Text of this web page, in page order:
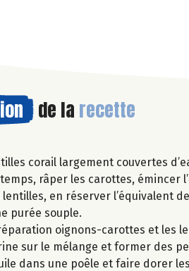
de la recette
corail largement couvertes
temps, râper les carottes, émincer
lentilles, en réserver l’équivalent
purée souple.
oignons-carottes et les
sur le mélange et former des
dans une poêle et faire dorer